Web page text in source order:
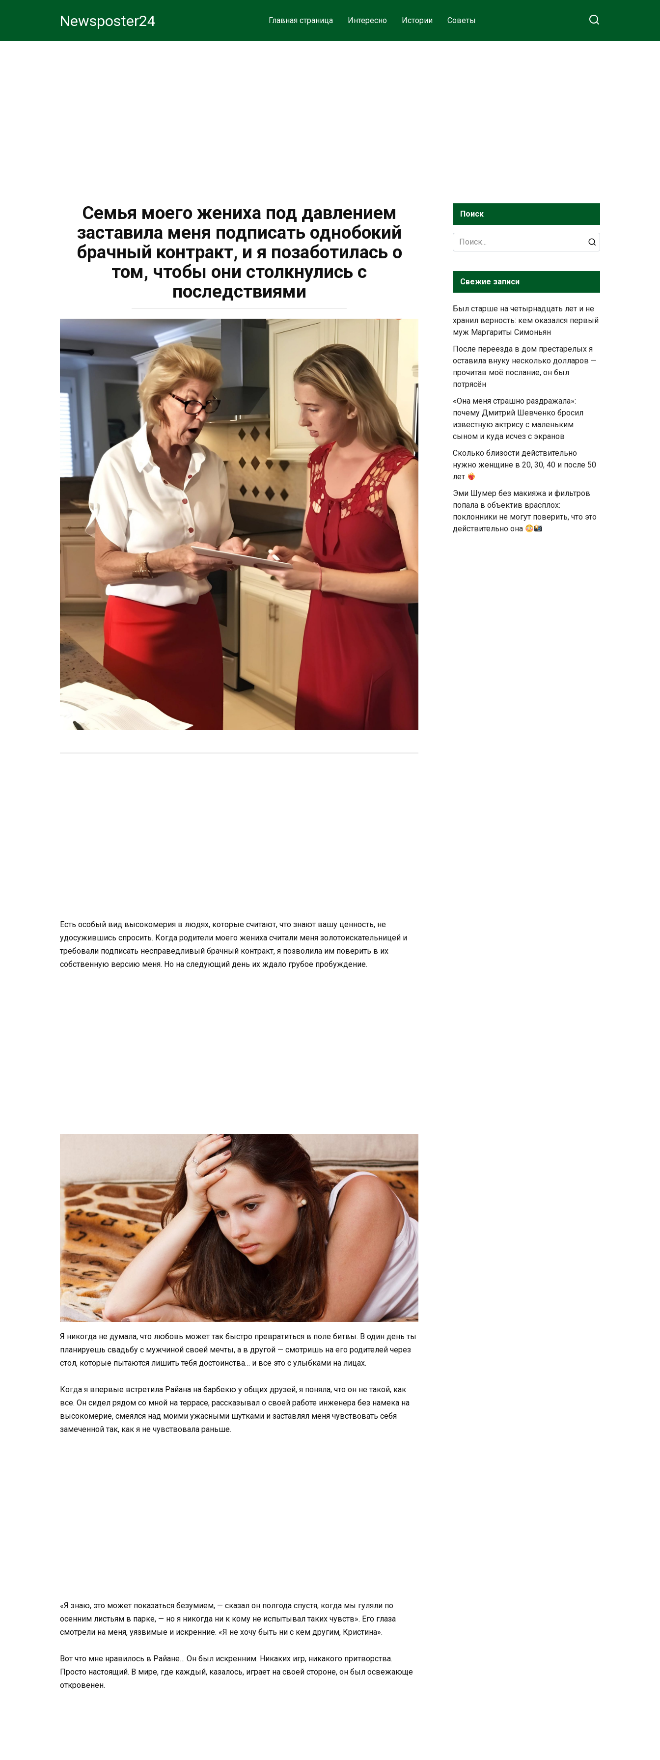
Newsposter24 Главная страница Интересно Истории Советы
Семья моего жениха под давлением
заставила меня подписать однобокий
брачный контракт, и я позаботилась о
том, чтобы они столкнулись с
последствиями
Есть особый вид высокомерия в людях, которые считают, что знают вашу ценность, не
удосужившись спросить. Когда родители моего жениха считали меня золотоискательницей и
требовали подписать несправедливый брачный контракт, я позволила им поверить в их
собственную версию меня. Но на следующий день их ждало грубое пробуждение.
Я никогда не думала, что любовь может так быстро превратиться в поле битвы. В один день ты
планируешь свадьбу с мужчиной своей мечты, а в другой — смотришь на его родителей через
стол, которые пытаются лишить тебя достоинства… и все это с улыбками на лицах.
Когда я впервые встретила Райана на барбекю у общих друзей, я поняла, что он не такой, как
все. Он сидел рядом со мной на террасе, рассказывал о своей работе инженера без намека на
высокомерие, смеялся над моими ужасными шутками и заставлял меня чувствовать себя
замеченной так, как я не чувствовала раньше.
«Я знаю, это может показаться безумием, — сказал он полгода спустя, когда мы гуляли по
осенним листьям в парке, — но я никогда ни к кому не испытывал таких чувств». Его глаза
смотрели на меня, уязвимые и искренние. «Я не хочу быть ни с кем другим, Кристина».
Вот что мне нравилось в Райане… Он был искренним. Никаких игр, никакого притворства.
Просто настоящий. В мире, где каждый, казалось, играет на своей стороне, он был освежающе
откровенен.
Поиск
Search
for:
Свежие записи
Был старше на четырнадцать лет и не
хранил верность: кем оказался первый
муж Маргариты Симоньян
После переезда в дом престарелых я
оставила внуку несколько долларов —
прочитав моё послание, он был
потрясён
«Она меня страшно раздражала»:
почему Дмитрий Шевченко бросил
известную актрису с маленьким
сыном и куда исчез с экранов
Сколько близости действительно
нужно женщине в 20, 30, 40 и после 50
лет
Эми Шумер без макияжа и фильтров
попала в объектив врасплох:
поклонники не могут поверить, что это
действительно она